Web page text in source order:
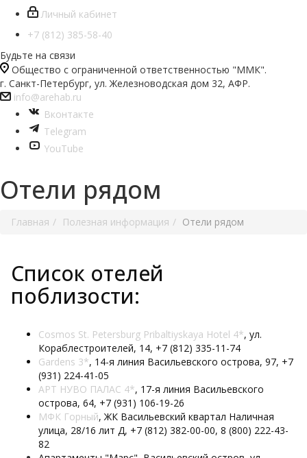
Личный кабинет
+7 (812) 385-58-40
Будьте на связи
Общество с ограниченной ответственностью "ММК".
г. Санкт-Петербург, ул. Железноводская дом 32, АФР.
info@arehab.ru
Вконтакте
Telegram
YouTube
Отели рядом
Главная Полезная информация Отели рядом
Список отелей
поблизости:
Cosmos St. Petersburg Pribaltiyskaya Hotel 4*, ул.
Кораблестроителей, 14, +7 (812) 335-11-74
Gardens 3*, 14-я линия Васильевского острова, 97, +7
(931) 224-41-05
АРТ НУВО ПАЛАС 4*, 17-я линия Васильевского
острова, 64, +7 (931) 106-19-26
МФК Горный, ЖК Васильевский квартал ​Наличная
улица, 28/16 лит Д, +7 (812) 382-00-00, 8 (800) 222-43-
82